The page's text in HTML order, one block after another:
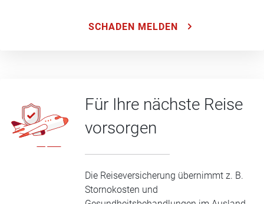
SCHADEN MELDEN
Für Ihre nächste Reise
vorsorgen
Die Reiseversicherung übernimmt z. B.
Stornokosten und